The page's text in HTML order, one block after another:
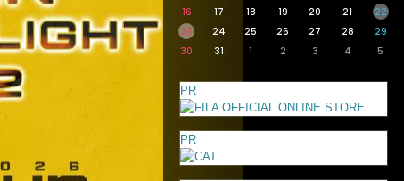
16
17 18 19 20 21
22
23
24 25 26 27 28
29
30
31 1 2 3 4 5
PR
PR